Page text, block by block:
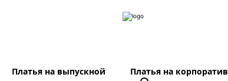
Платья на выпускной Платья на корпоратив